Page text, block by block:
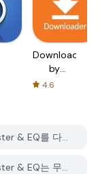
Downloader
by
AFTVnews
4.6
PGYER APK HUB에서 Ultimate Sound Booster & EQ를 다운로드하는 방법은 무엇인가요?
PGYER APK HUB에서 Ultimate Sound Booster & EQ는 무료로 다운로드할 수 있나요?